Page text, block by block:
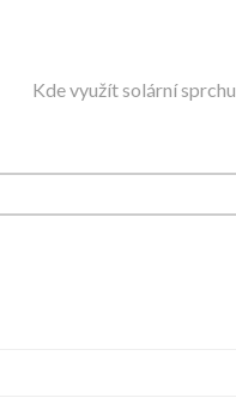
Kde využít solární sprchu